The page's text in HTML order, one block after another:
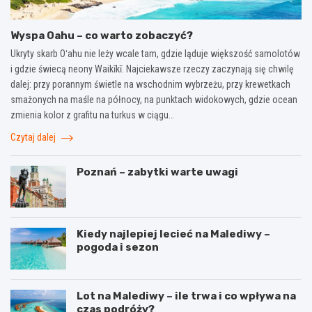
Wyspa Oahu – co warto zobaczyć?
Ukryty skarb Oʻahu nie leży wcale tam, gdzie ląduje większość samolotów
i gdzie świecą neony Waikīkī. Najciekawsze rzeczy zaczynają się chwilę
dalej: przy porannym świetle na wschodnim wybrzeżu, przy krewetkach
smażonych na maśle na północy, na punktach widokowych, gdzie ocean
zmienia kolor z grafitu na turkus w ciągu…
Czytaj dalej
Poznań – zabytki warte uwagi
Kiedy najlepiej lecieć na Malediwy –
pogoda i sezon
Lot na Malediwy – ile trwa i co wpływa na
czas podróży?